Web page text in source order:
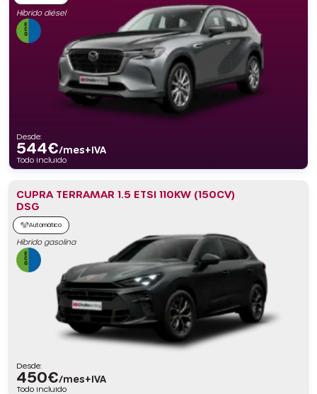
Híbrido diésel
Desde:
544€/mes+IVA
Todo incluido
CUPRA TERRAMAR 1.5 ETSI 110KW (150CV)
DSG
Automático
Híbrido gasolina
Desde:
450€/mes+IVA
Todo incluido